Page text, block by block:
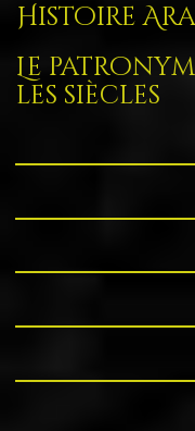
Histoire
Le
les siècles